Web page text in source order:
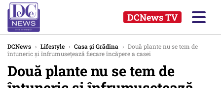
DCNews TV
DCNews › Lifestyle › Casa și Grădina › Două plante nu se tem de
întuneric și înfrumusețează fiecare încăpere a casei
Două plante nu se tem de